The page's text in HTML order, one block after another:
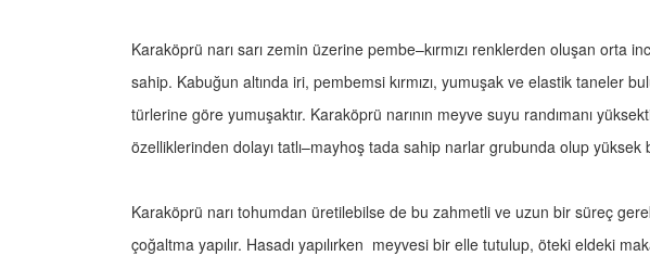
Karaköprü narı sarı zemin üzerine pembe–kırmızı renklerden oluşan orta
sahip. Kabuğun altında iri, pembemsi kırmızı, yumuşak ve elastik taneler
türlerine göre yumuşaktır. Karaköprü narının meyve suyu randımanı
özelliklerinden dolayı tatlı–mayhoş tada sahip narlar grubunda olup yüksek
Karaköprü narı tohumdan üretilebilse de bu zahmetli ve uzun bir süreç
çoğaltma yapılır. Hasadı yapılırken meyvesi bir elle tutulup, öteki eldeki